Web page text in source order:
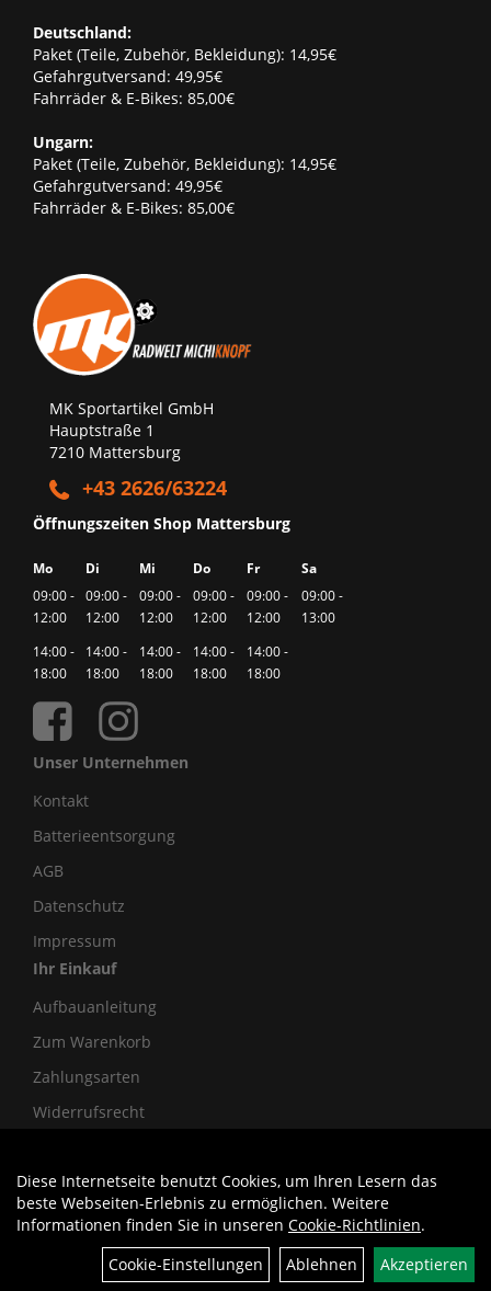
Deutschland:
Paket (Teile, Zubehör, Bekleidung): 14,95€
Gefahrgutversand: 49,95€
Fahrräder & E-Bikes: 85,00€
Ungarn:
Paket (Teile, Zubehör, Bekleidung): 14,95€
Gefahrgutversand: 49,95€
Fahrräder & E-Bikes: 85,00€
MK Sportartikel GmbH
Hauptstraße 1
7210 Mattersburg
+43 2626/63224
Öffnungszeiten Shop Mattersburg
Mo Di Mi Do Fr
Sa
09:00 -
12:00
09:00 -
12:00
09:00 -
12:00
09:00 -
12:00
09:00 -
12:00
09:00 -
13:00
14:00 -
18:00
14:00 -
18:00
14:00 -
18:00
14:00 -
18:00
14:00 -
18:00
Unser Unternehmen
Kontakt
Batterieentsorgung
AGB
Datenschutz
Impressum
Ihr Einkauf
Aufbauanleitung
Zum Warenkorb
Zahlungsarten
Widerrufsrecht
Diese Internetseite benutzt Cookies, um Ihren Lesern das
beste Webseiten-Erlebnis zu ermöglichen. Weitere
Informationen finden Sie in unseren Cookie-Richtlinien.
Cookie-Einstellungen
Ablehnen Akzeptieren
Auftrag widerrufen